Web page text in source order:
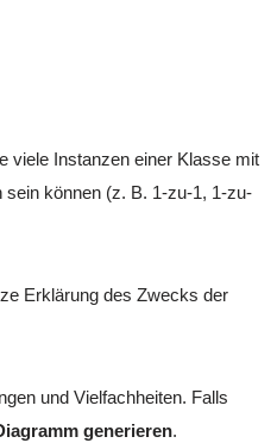
viele Instanzen einer Klasse mit
sein können (z. B. 1-zu-1, 1-zu-
Erklärung des Zwecks der
und Vielfachheiten. Falls
generieren.